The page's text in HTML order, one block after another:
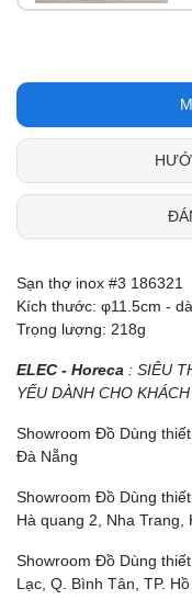
Sạn thợ inox #3 186321
Kích thước: φ11.5cm -
Trọng lượng: 218g
ELEC - Horeca : SIÊU
YẾU DÀNH CHO
Showroom Đồ Dùng
Đà Nẵng
Showroom Đồ Dùng
Hà quang 2, Nha Trang,
Showroom Đồ Dùng
Lạc, Q. Bình Tân, TP. Hồ